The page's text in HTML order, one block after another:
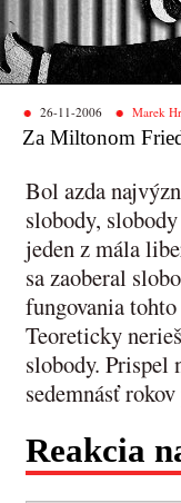
26-11-2006 Marek
Za Miltonom
Bol azda
slobody,
jeden z mála
sa zaoberal
fungovania
Teoreticky
slobody.
sedemnásť
Reakcia